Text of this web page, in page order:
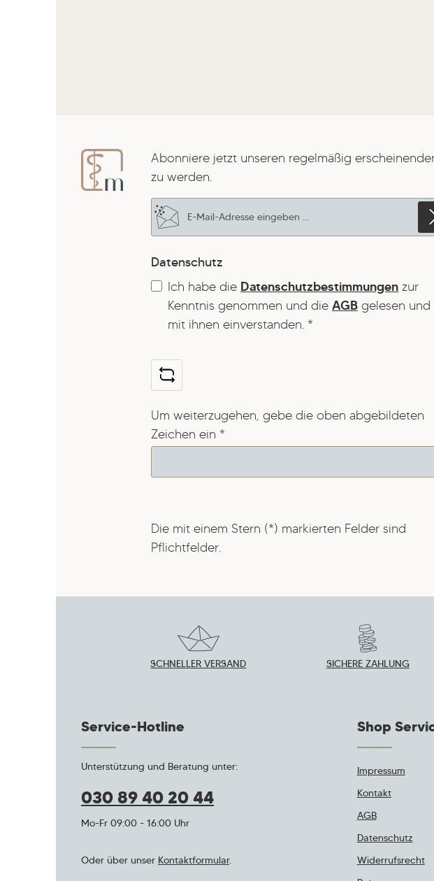
Abonniere jetzt unseren regelmäßig
zu werden.
E-Mail-Adresse*
Datenschutz
Ich habe die Datenschutzbestimmungen zur
Kenntnis genommen und die AGB gelesen und
mit ihnen einverstanden. *
Um weiterzugehen, gebe die oben abgebildeten
Zeichen ein *
Die mit einem Stern (*) markierten Felder sind
Pflichtfelder.
SCHNELLER VERSAND SICHERE ZAHLUNG
Service-Hotline
Unterstützung und Beratung unter:
030 89 40 20 44
Mo-Fr 09:00 - 16:00 Uhr
Oder über unser Kontaktformular.
Shop
Impressum
Kontakt
AGB
Datenschutz
Widerrufsrecht